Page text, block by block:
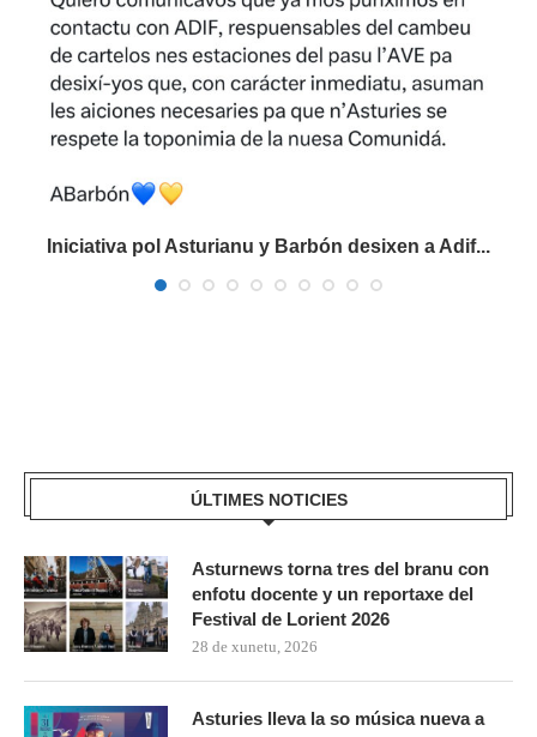
Iniciativa pol Asturianu y Barbón desixen a Adif...
ÚLTIMES NOTICIES
Asturnews torna tres del branu con
enfotu docente y un reportaxe del
Festival de Lorient 2026
28 de xunetu, 2026
Asturies lleva la so música nueva a